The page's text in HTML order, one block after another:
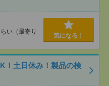
い（最寄り
気になる！
！土日休み！製品の検